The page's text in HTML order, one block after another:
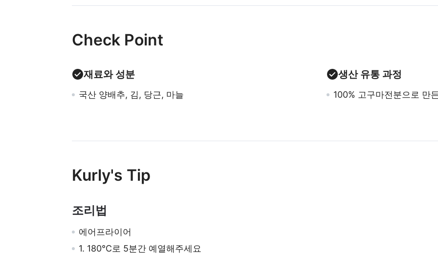
Check Point
재료와 성분
국산 양배추, 김, 당근, 마늘
생산 유통 과정
100% 고구마전분으로 만
Kurly's Tip
조리법
에어프라이어
1. 180℃로 5분간 예열해주세요